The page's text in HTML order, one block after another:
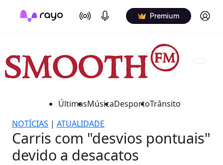
On Air Podcasts Premium Log in
ÚltimasMúsicaDesportoTrânsito
NOTÍCIAS | ATUALIDADE
Carris com "desvios pontuais"
devido a desacatos